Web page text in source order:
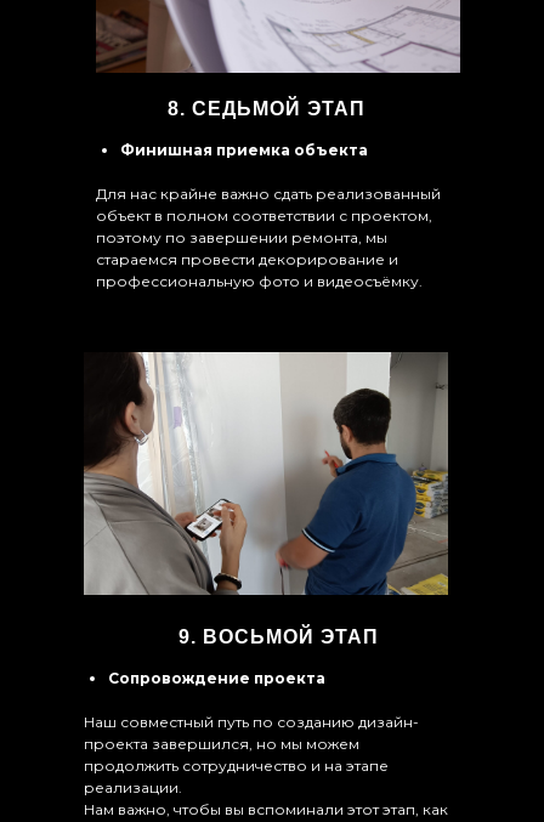
8. СЕДЬМОЙ ЭТАП
Сопровождение проекта
Наш совместный путь по созданию дизайн-
проекта завершился, но мы можем
продолжить сотрудничество и на этапе
реализации.
Нам важно, чтобы вы вспоминали этот этап, как
9. ВОСЬМОЙ ЭТАП
Финишная приемка объекта
Для нас крайне важно сдать реализованный
объект в полном соответствии с проектом,
поэтому по завершении ремонта, мы
стараемся провести декорирование и
профессиональную фото и видеосъёмку.